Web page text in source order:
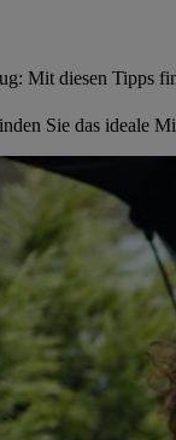
Mit diesen Tipps
Sie das ideale